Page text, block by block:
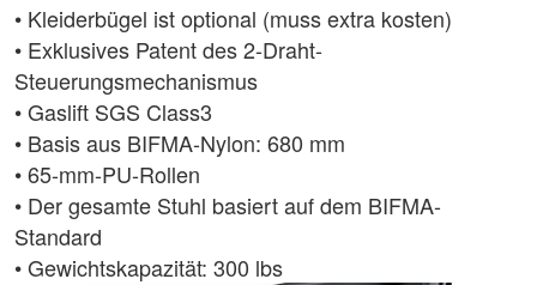
• Kleiderbügel ist optional (muss extra kosten)
• Exklusives Patent des 2-Draht-
Steuerungsmechanismus
• Gaslift SGS Class3
• Basis aus BIFMA-Nylon: 680 mm
• 65-mm-PU-Rollen
• Der gesamte Stuhl basiert auf dem BIFMA-
Standard
• Gewichtskapazität: 300 lbs